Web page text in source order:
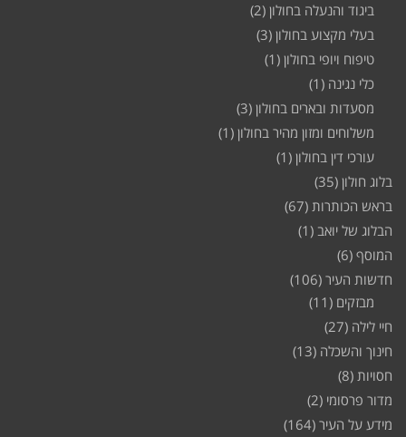
ביגוד והנעלה בחולון (2)
בעלי מקצוע בחולון (3)
טיפוח ויופי בחולון (1)
כלי נגינה (1)
מסעדות ובארים בחולון (3)
משלוחים ומזון מהיר בחולון (1)
עורכי דין בחולון (1)
בלוג חולון (35)
בראש הכותרות (67)
הבלוג של יואב (1)
המוסף (6)
חדשות העיר (106)
מבזקים (11)
חיי לילה (27)
חינוך והשכלה (13)
חסויות (8)
מדור פרסומי (2)
מידע על העיר (164)